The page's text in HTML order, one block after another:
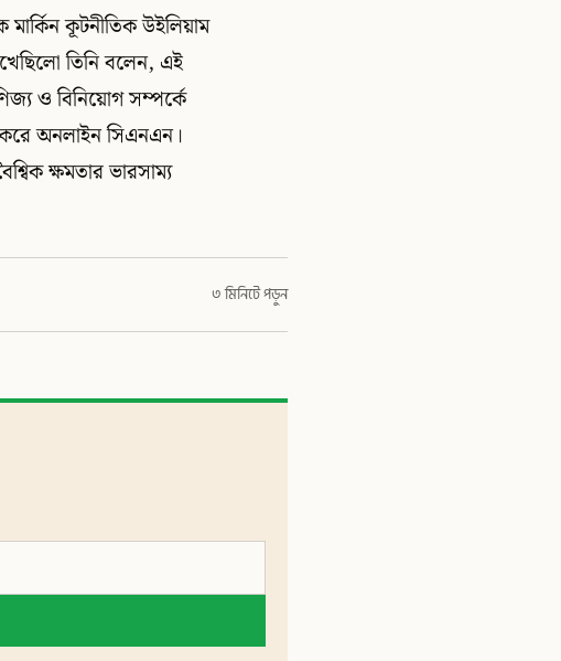
কূটনীতিক উইলিয়াম
তিনি বলেন, এই
ও বিনিয়োগ সম্পর্কে
অনলাইন সিএনএন।
ক্ষমতার ভারসাম্য
৩ মিনিটে পড়ুন